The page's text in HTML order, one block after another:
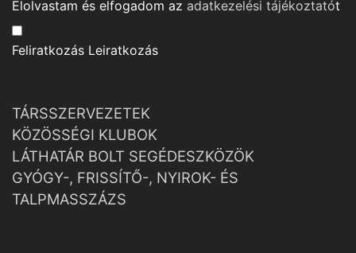
Elolvastam és elfogadom az adatkezelési tájékoztatót
Feliratkozás Leiratkozás
TÁRSSZERVEZETEK
KÖZÖSSÉGI KLUBOK
LÁTHATÁR BOLT SEGÉDESZKÖZÖK
GYÓGY-, FRISSÍTŐ-, NYIROK- ÉS
TALPMASSZÁZS